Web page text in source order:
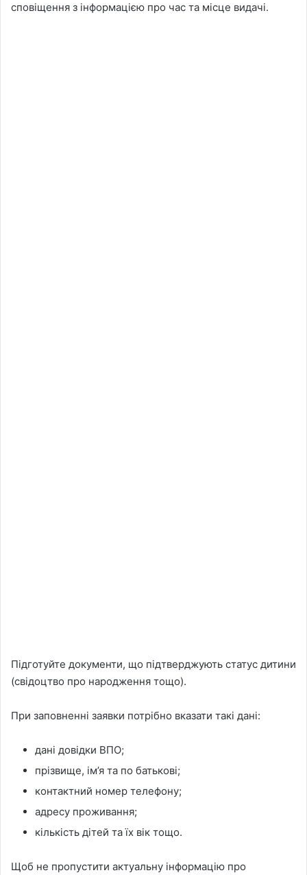
сповіщення з інформацією про час та місце видачі.
Підготуйте документи, що підтверджують статус дитини
(свідоцтво про народження тощо).
При заповненні заявки потрібно вказати такі дані:
дані довідки ВПО;
прізвище, ім’я та по батькові;
контактний номер телефону;
адресу проживання;
кількість дітей та їх вік тощо.
Щоб не пропустити актуальну інформацію про